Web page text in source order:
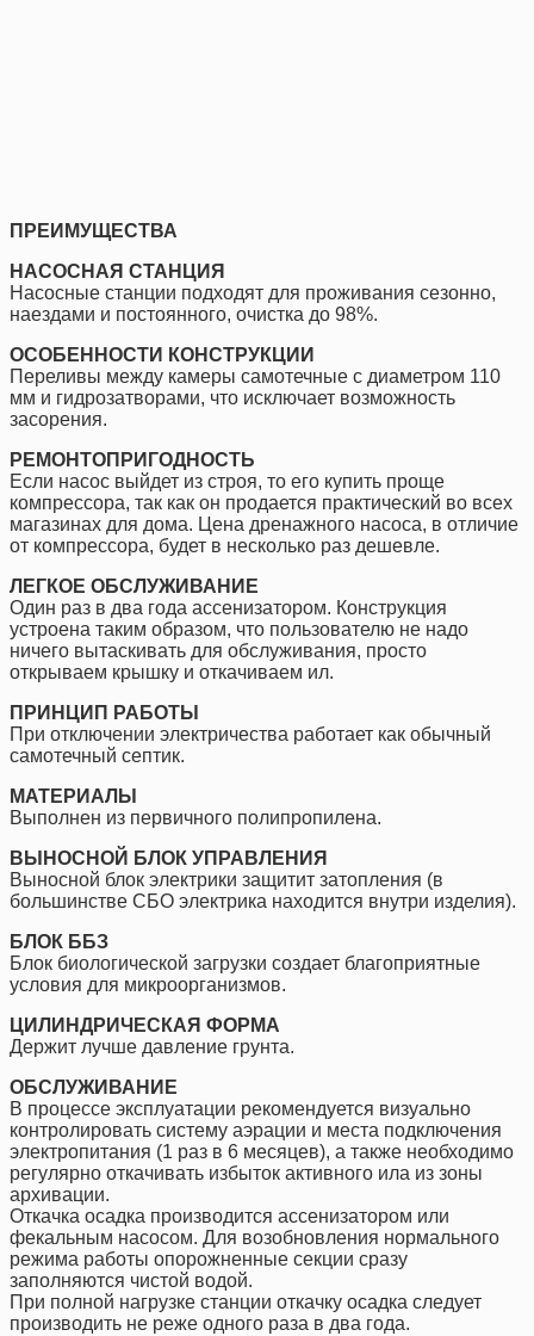
ПРЕИМУЩЕСТВА
НАСОСНАЯ СТАНЦИЯ
Насосные станции подходят для проживания сезонно,
наездами и постоянного, очистка до 98%.
ОСОБЕННОСТИ КОНСТРУКЦИИ
Переливы между камеры самотечные с диаметром 110
мм и гидрозатворами, что исключает возможность
засорения.
РЕМОНТОПРИГОДНОСТЬ
Если насос выйдет из строя, то его купить проще
компрессора, так как он продается практический во всех
магазинах для дома. Цена дренажного насоса, в отличие
от компрессора, будет в несколько раз дешевле.
ЛЕГКОЕ ОБСЛУЖИВАНИЕ
Один раз в два года ассенизатором. Конструкция
устроена таким образом, что пользователю не надо
ничего вытаскивать для обслуживания, просто
открываем крышку и откачиваем ил.
ПРИНЦИП РАБОТЫ
При отключении электричества работает как обычный
самотечный септик.
МАТЕРИАЛЫ
Выполнен из первичного полипропилена.
ВЫНОСНОЙ БЛОК УПРАВЛЕНИЯ
Выносной блок электрики защитит затопления (в
большинстве СБО электрика находится внутри изделия).
БЛОК ББЗ
Блок биологической загрузки создает благоприятные
условия для микроорганизмов.
ЦИЛИНДРИЧЕСКАЯ ФОРМА
Держит лучше давление грунта.
ОБСЛУЖИВАНИЕ
В процессе эксплуатации рекомендуется визуально
контролировать систему аэрации и места подключения
электропитания (1 раз в 6 месяцев), а также необходимо
регулярно откачивать избыток активного ила из зоны
архивации.
Откачка осадка производится ассенизатором или
фекальным насосом. Для возобновления нормального
режима работы опорожненные секции сразу
заполняются чистой водой.
При полной нагрузке станции откачку осадка следует
производить не реже одного раза в два года.